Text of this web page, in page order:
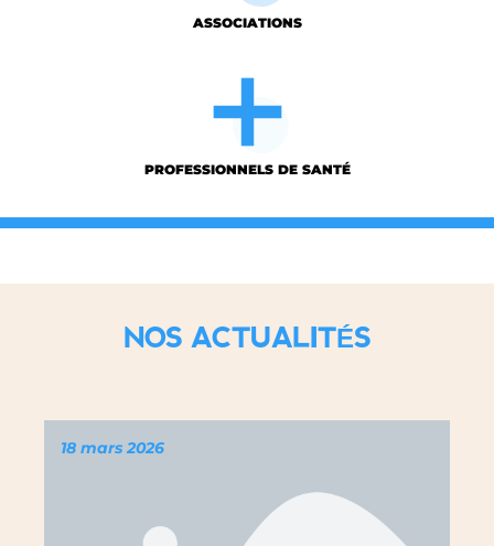
ASSOCIATIONS
PROFESSIONNELS DE SANTÉ
NOS ACTUALITÉS
18 mars 2026